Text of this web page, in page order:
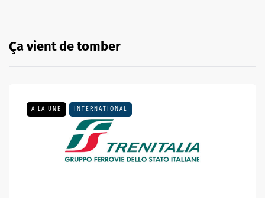
Ça vient de tomber
A LA UNE INTERNATIONAL